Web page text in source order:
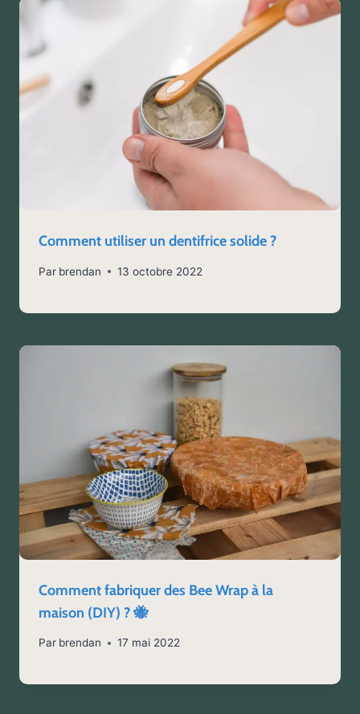
Comment utiliser un dentifrice solide ?
Par brendan 13 octobre 2022
Comment fabriquer des Bee Wrap à la
maison (DIY) ? 🐝
Par brendan 17 mai 2022